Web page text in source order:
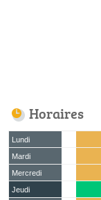
Horaires
Lundi
Mardi
Mercredi
Jeudi